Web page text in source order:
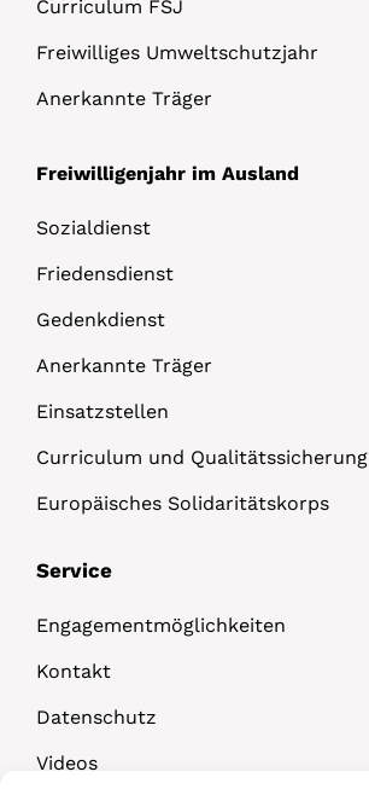
Curriculum FSJ
Freiwilliges Umweltschutzjahr
Anerkannte Träger
Freiwilligenjahr im Ausland
Sozialdienst
Friedensdienst
Gedenkdienst
Anerkannte Träger
Einsatzstellen
Curriculum und Qualitätssicherung
Europäisches Solidaritätskorps
Service
Engagementmöglichkeiten
Kontakt
Datenschutz
Videos